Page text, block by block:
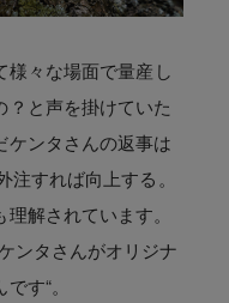
様々な場面で量産し
と声を掛けていた
ケンタさんの返事は
注すれば向上する。
解されています。
ンタさんがオリジナ
す“。